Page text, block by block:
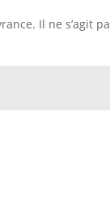
Il ne s’agit